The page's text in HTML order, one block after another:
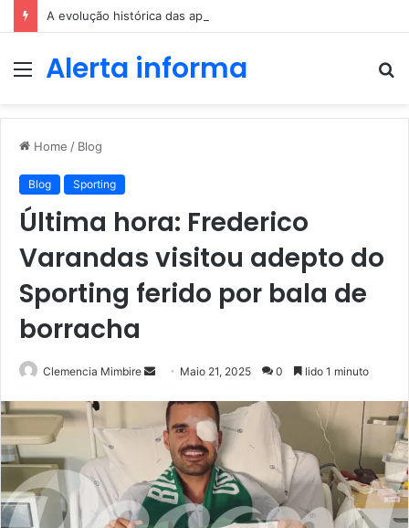
A evolução histórica das apostas ao longo dos séculos
MenuAlerta informa
Home / Blog
Blog Sporting
Última hora: Frederico
Varandas visitou adepto do
Sporting ferido por bala de
borracha
Clemencia Mimbire
Send
email
Maio 21, 2025 0 lido 1 minuto